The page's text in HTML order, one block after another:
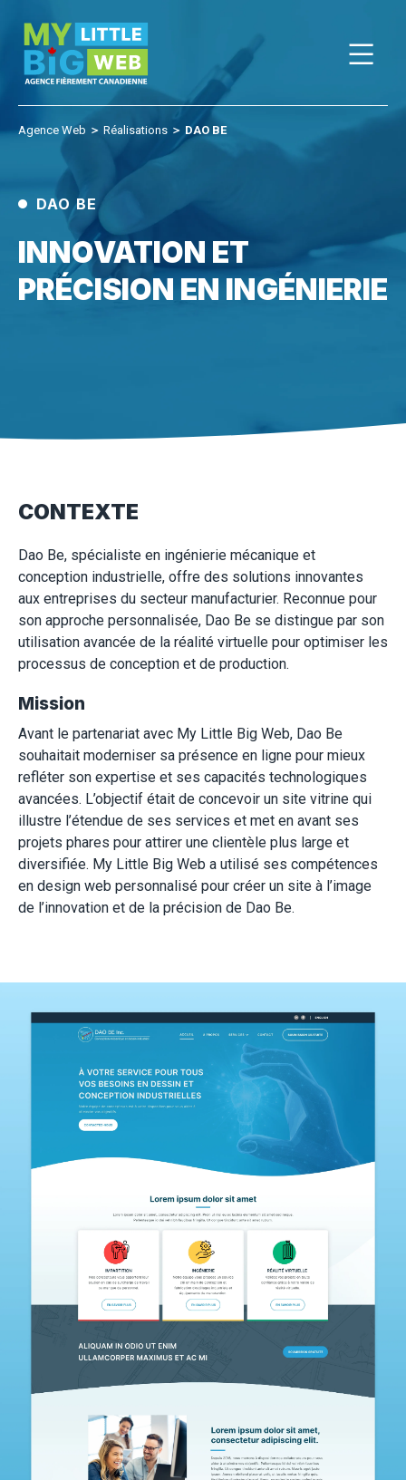
content
Agence Web ＞ Réalisations ＞ DAO BE
DAO BE
INNOVATION ET
PRÉCISION EN INGÉNIERIE
CONTEXTE
Dao Be, spécialiste en ingénierie mécanique et
conception industrielle, offre des solutions innovantes
aux entreprises du secteur manufacturier. Reconnue pour
son approche personnalisée, Dao Be se distingue par son
utilisation avancée de la réalité virtuelle pour optimiser les
processus de conception et de production.
Mission
Avant le partenariat avec My Little Big Web, Dao Be
souhaitait moderniser sa présence en ligne pour mieux
refléter son expertise et ses capacités technologiques
avancées. L’objectif était de concevoir un site vitrine qui
illustre l’étendue de ses services et met en avant ses
projets phares pour attirer une clientèle plus large et
diversifiée. My Little Big Web a utilisé ses compétences
en design web personnalisé pour créer un site à l’image
de l’innovation et de la précision de Dao Be.